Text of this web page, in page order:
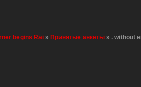
begins Rai »Принятые анкеты » . without